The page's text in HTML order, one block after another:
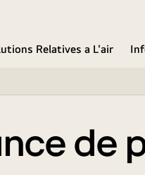
Relatives a L'air
de